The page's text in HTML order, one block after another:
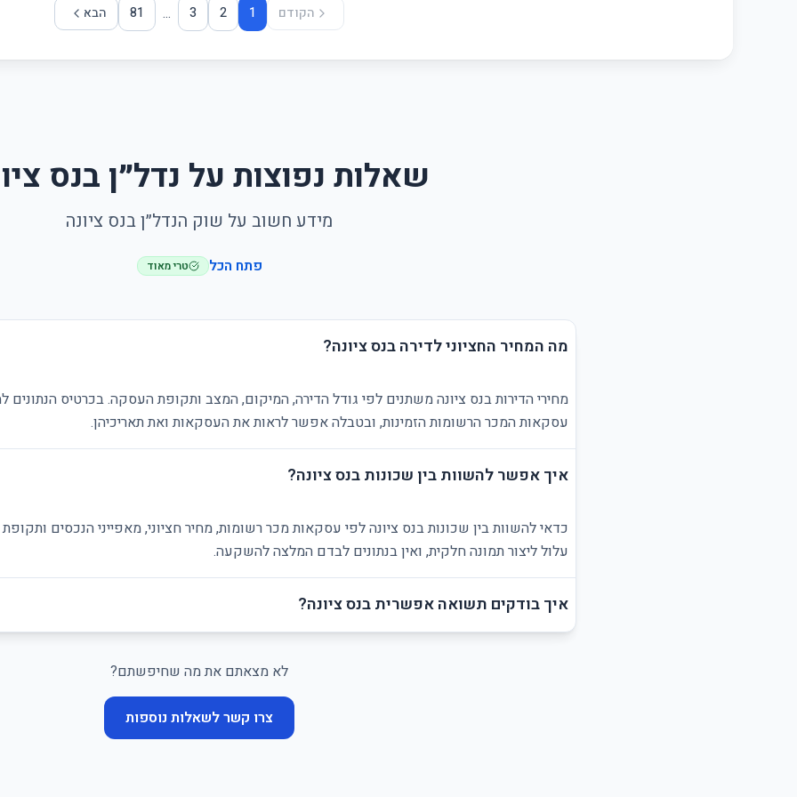
הקודם 1
2
3
...
81 הבא
שאלות נפוצות על נדל״ן בנס
מידע חשוב על שוק הנדל״ן בנס ציונה
פתח הכל טרי מאוד
מה המחיר החציוני לדירה בנס ציונה?
מחירי הדירות בנס ציונה משתנים לפי גודל הדירה, המיקום, המצב ותקופת העסקה. בכרטיס הנתונים
עסקאות המכר הרשומות הזמינות, ובטבלה אפשר לראות את העסקאות ואת תאריכיהן.
איך אפשר להשוות בין שכונות בנס ציונה?
כדאי להשוות בין שכונות בנס ציונה לפי עסקאות מכר רשומות, מחיר חציוני, מאפייני הנכסים
עלול ליצור תמונה חלקית, ואין בנתונים לבדם המלצה להשקעה.
איך בודקים תשואה אפשרית בנס ציונה?
לא מצאתם את מה שחיפשתם?
צרו קשר לשאלות נוספות